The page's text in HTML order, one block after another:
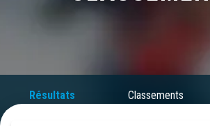
Résultats Classements